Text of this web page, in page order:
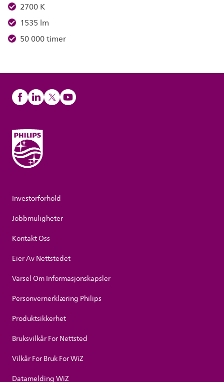
2700 K
1535 lm
50 000 timer
Investorforhold
Jobbmuligheter
Kontakt Oss
Eier Av Nettstedet
Varsel Om Informasjonskapsler
Personvernerklæring Philips
Produktsikkerhet
Bruksvilkår For Nettsted
Vilkår For Bruk For WiZ
Datamelding WiZ